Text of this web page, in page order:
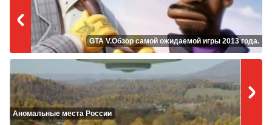
GTA V.Обзор самой ожидаемой игры 2013 года.
Аномальные места России